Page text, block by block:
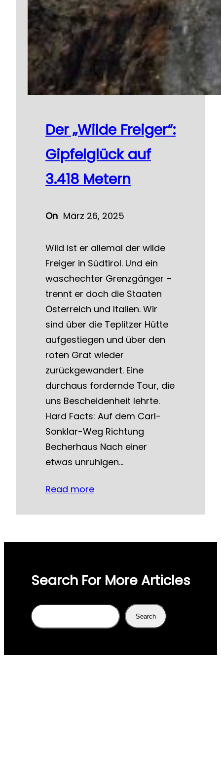
Der „Wilde Freiger“:
Gipfelglück auf
3.418 Metern
On März 26, 2025
Wild ist er allemal der wilde
Freiger in Südtirol. Und ein
waschechter Grenzgänger –
trennt er doch die Staaten
Österreich und Italien. Wir
sind über die Teplitzer Hütte
aufgestiegen und über den
roten Grat wieder
zurückgewandert. Eine
durchaus fordernde Tour, die
uns Bescheidenheit lehrte.
Hard Facts: Auf dem Carl-
Sonklar-Weg Richtung
Becherhaus Nach einer
etwas unruhigen…
Read more
Search For More Articles
Search Search